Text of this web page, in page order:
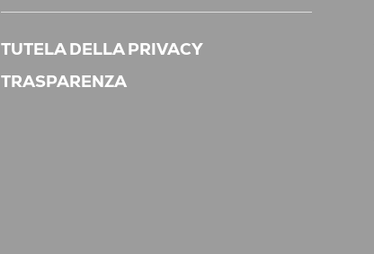
TUTELA DELLA PRIVACY
TRASPARENZA